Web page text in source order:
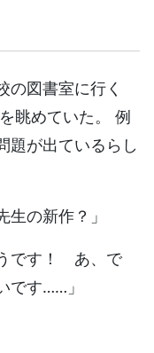
の図書室に行く
眺めていた。 例
題が出ているらし
生の新作？」
です！ あ、で
です……」